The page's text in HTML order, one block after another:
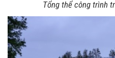
Tổng thể công trình